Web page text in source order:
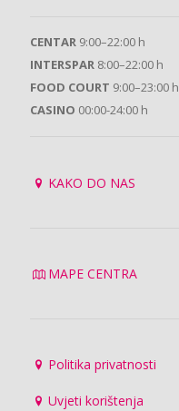
CENTAR 9:00–22:00 h
INTERSPAR 8:00–22:00 h
FOOD COURT 9:00–23:00 h
CASINO 00:00-24:00 h
KAKO DO NAS
MAPE CENTRA
Politika privatnosti
Uvjeti korištenja